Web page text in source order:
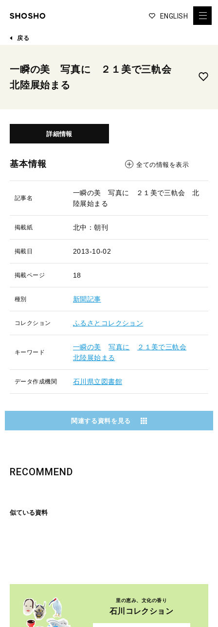
ENGLISH
戻る
一瞬の美 写真に ２１美で三軌会
北陸展始まる
詳細情報
基本情報 全ての情報を表示
記事名
一瞬の美 写真に ２１美で三軌会 北
陸展始まる
掲載紙 北中：朝刊
掲載日 2013-10-02
掲載ページ 18
種別 新聞記事
コレクション ふるさとコレクション
キーワード
一瞬の美 写真に
２１美で三軌会
北陸展始まる
データ作成機関 石川県立図書館
関連する資料を見る
RECOMMEND
似ている資料
里の恵み、文化の香り
石川コレクション